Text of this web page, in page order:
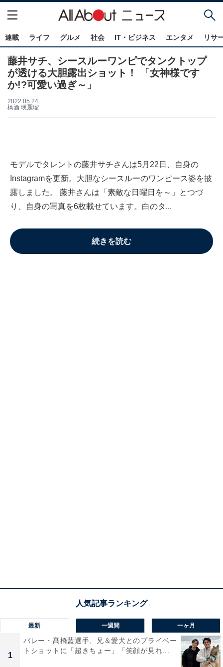
連載 ライフ グルメ 社会 IT・ビジネス エンタメ リサ
藤井サチ、シースルーワンピでタンクトップ
が透ける大胆露出ショット！ 「女神様です
か!?可愛い過ぎ～」
2022.05.24
橋酒 瑛麗瑠
モデルでタレントの藤井サチさんは5月22日、自身の
Instagramを更新。大胆なシースルーのワンピース姿を披
露しました。 藤井さんは「素敵な日曜日を～」とつづ
り、自身の写真を6枚載せています。白のタ...
続きを読む
最新 一週間 一ヶ月
1
バレー・髙橋藍選手、兄＆愛犬とのプライベー
トショットに「超きちょー」「笑顔が見れ...